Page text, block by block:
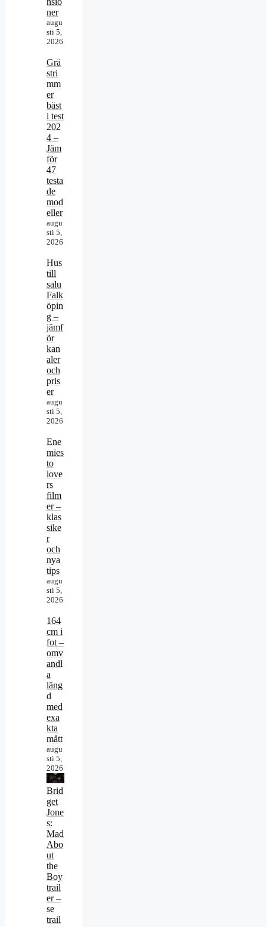
ner
augu
sti 5,
2026
Grä
stri
mm
er
bäst
i test
202
4 –
Jäm
för
47
testa
de
mod
eller
augu
sti 5,
2026
Hus
till
salu
Falk
öpin
g –
jämf
ör
kan
aler
och
pris
er
augu
sti 5,
2026
Ene
mies
to
love
rs
film
er –
klas
sike
r
och
nya
tips
augu
sti 5,
2026
164
cm i
fot –
omv
andl
a
läng
d
med
exa
kta
mått
augu
sti 5,
2026
Brid
get
Jone
s:
Mad
Abo
ut
the
Boy
trail
er –
se
trail